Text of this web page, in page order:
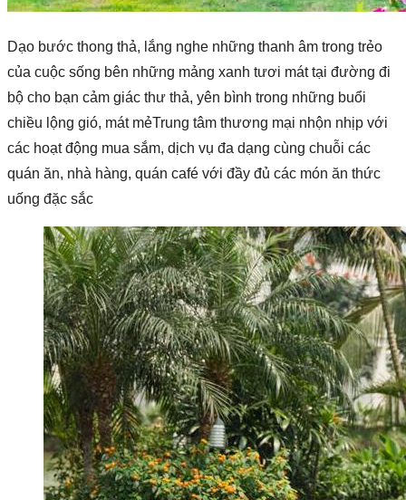
Dạo bước thong thả, lắng nghe những thanh âm trong trẻo
của cuộc sống bên những mảng xanh tươi mát tại đường đi
bộ cho bạn cảm giác thư thả, yên bình trong những buổi
chiều lộng gió, mát mẻTrung tâm thương mại nhộn nhịp với
các hoạt động mua sắm, dịch vụ đa dạng cùng chuỗi các
quán ăn, nhà hàng, quán café với đầy đủ các món ăn thức
uống đặc sắc